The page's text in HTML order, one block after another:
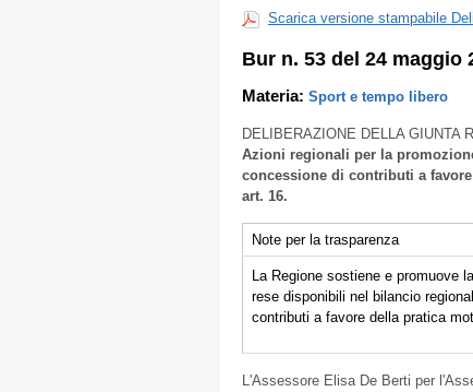
Scarica versione stampabile
Bur n. 53 del 24 maggio
Materia: Sport e tempo libero
DELIBERAZIONE DELLA GIUNTA
Azioni regionali per la
concessione di contributi a
art. 16.
Note per la trasparenza
La Regione sostiene e promuove
rese disponibili nel bilancio
contributi a favore della pratica
L'Assessore Elisa De Berti per